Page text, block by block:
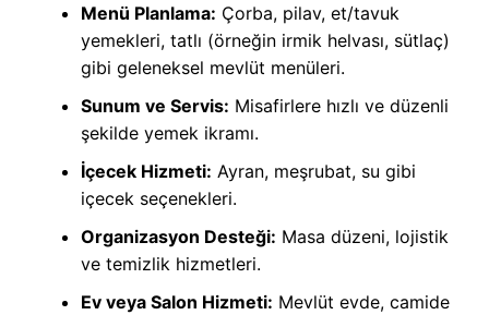
Menü Planlama: Çorba, pilav, et/tavuk
yemekleri, tatlı (örneğin irmik helvası, sütlaç)
gibi geleneksel mevlüt menüleri.
Sunum ve Servis: Misafirlere hızlı ve düzenli
şekilde yemek ikramı.
İçecek Hizmeti: Ayran, meşrubat, su gibi
içecek seçenekleri.
Organizasyon Desteği: Masa düzeni, lojistik
ve temizlik hizmetleri.
Ev veya Salon Hizmeti: Mevlüt evde, camide